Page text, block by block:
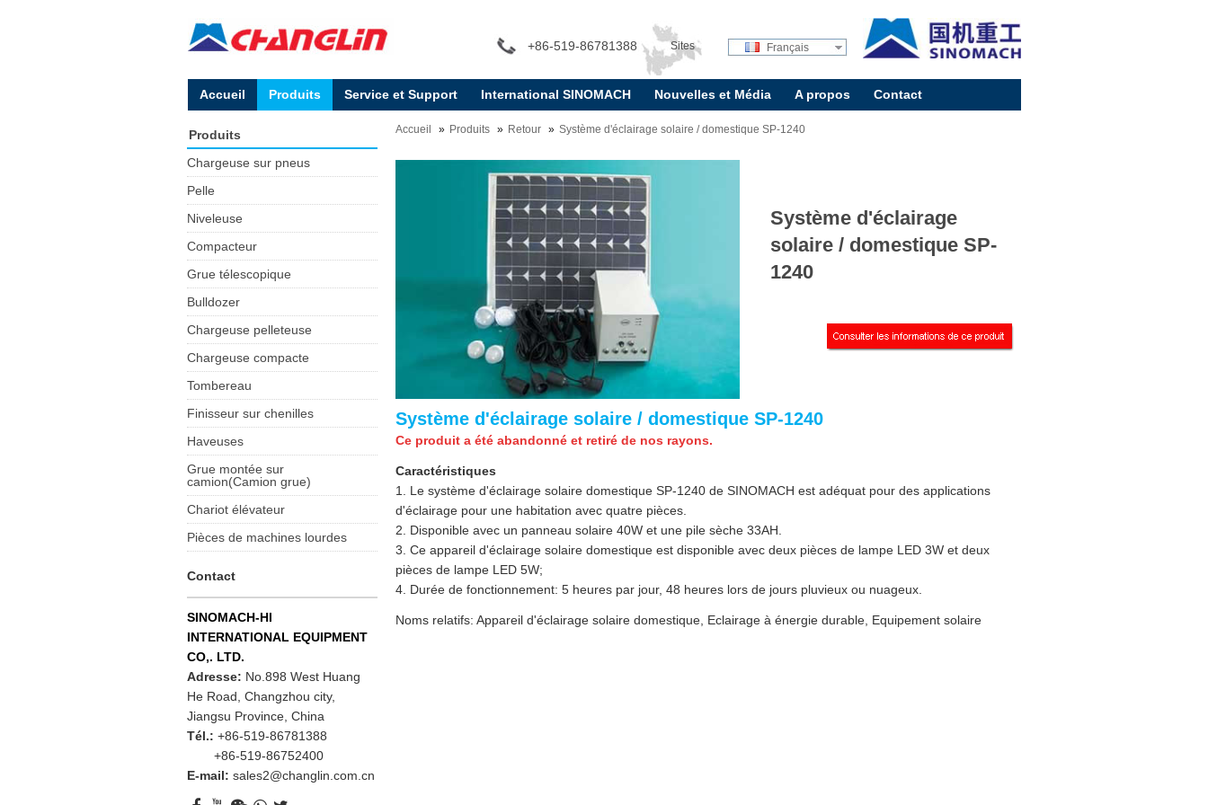
+86-519-86781388 Sites
internationaux:
Français
Accueil Produits Service et Support International SINOMACH Nouvelles et Média A propos Contact
Accueil Produits Retour Système d'éclairage solaire / domestique SP-1240
Système d'éclairage
solaire / domestique SP-
1240
Système d'éclairage solaire / domestique SP-1240
Ce produit a été abandonné et retiré de nos rayons.
Caractéristiques
1. Le système d'éclairage solaire domestique SP-1240 de SINOMACH est adéquat pour des applications
d'éclairage pour une habitation avec quatre pièces.
2. Disponible avec un panneau solaire 40W et une pile sèche 33AH.
3. Ce appareil d'éclairage solaire domestique est disponible avec deux pièces de lampe LED 3W et deux
pièces de lampe LED 5W;
4. Durée de fonctionnement: 5 heures par jour, 48 heures lors de jours pluvieux ou nuageux.
Noms relatifs: Appareil d'éclairage solaire domestique, Eclairage à énergie durable, Equipement solaire
Produits
Chargeuse sur pneus
Pelle
Niveleuse
Compacteur
Grue télescopique
Bulldozer
Chargeuse pelleteuse
Chargeuse compacte
Tombereau
Finisseur sur chenilles
Haveuses
Grue montée sur
camion(Camion grue)
Chariot élévateur
Pièces de machines lourdes
Contact
SINOMACH-HI
INTERNATIONAL EQUIPMENT
CO,. LTD.
Adresse: No.898 West Huang
He Road, Changzhou city,
Jiangsu Province, China
Tél.: +86-519-86781388
+86-519-86752400
E-mail:sales2@changlin.com.cn